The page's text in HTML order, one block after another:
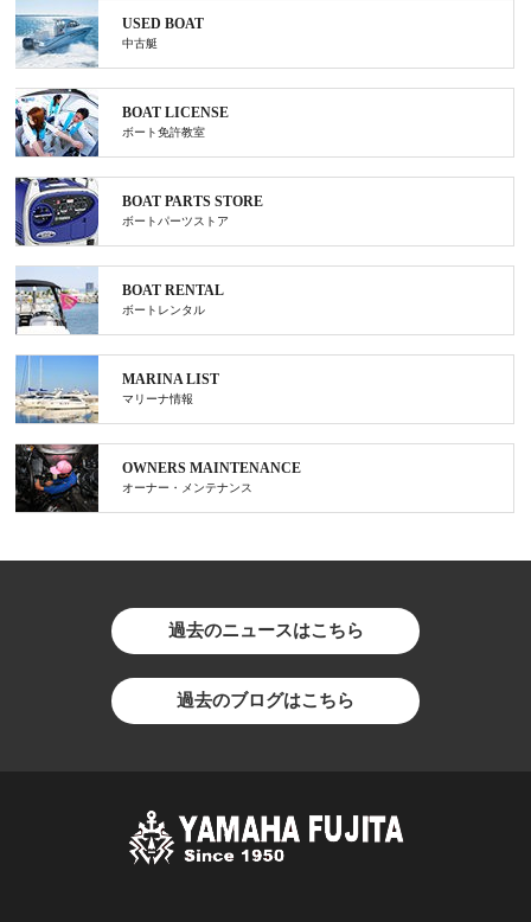
USED BOAT
中古艇
BOAT LICENSE
ボート免許教室
BOAT PARTS STORE
ボートパーツストア
BOAT RENTAL
ボートレンタル
MARINA LIST
マリーナ情報
OWNERS MAINTENANCE
オーナー・メンテナンス
過去のニュースはこちら
過去のブログはこちら